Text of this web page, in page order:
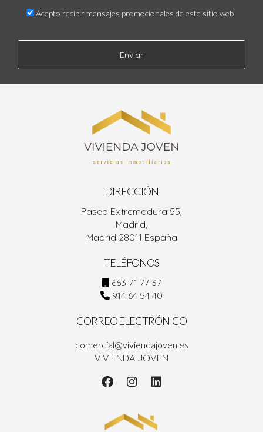
Acepto recibir mensajes promocionales de este sitio web
Enviar
DIRECCIÓN
Paseo Extremadura 55,
Madrid,
Madrid 28011 España
TELÉFONOS
663 71 77 37
914 64 54 40
CORREO ELECTRÓNICO
comercial@viviendajoven.es
VIVIENDA JOVEN